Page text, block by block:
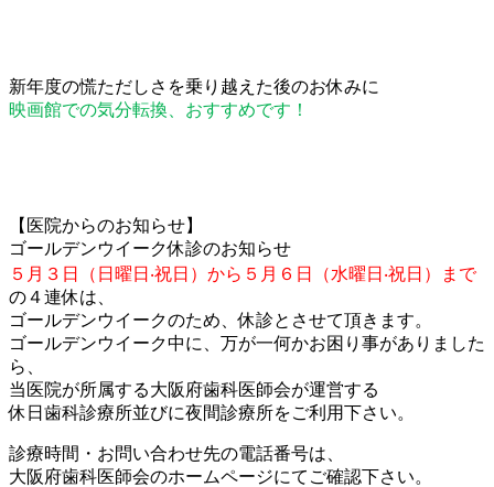
新年度の慌ただしさを乗り越えた後のお休みに
映画館での気分転換、おすすめです！
【医院からのお知らせ】
ゴールデンウイーク休診のお知らせ
５⽉３⽇（⽇曜⽇‧祝⽇）から５⽉６⽇（⽔曜⽇‧祝⽇）まで
の４連休は、
ゴールデンウイークのため、休診とさせて頂きます。
ゴールデンウイーク中に、万が⼀何かお困り事がありました
ら、
当医院が所属する⼤阪府⻭科医師会が運営する
休⽇⻭科診療所並びに夜間診療所をご利⽤下さい。
診療時間・お問い合わせ先の電話番号は、
⼤阪府⻭科医師会のホームページにてご確認下さい。